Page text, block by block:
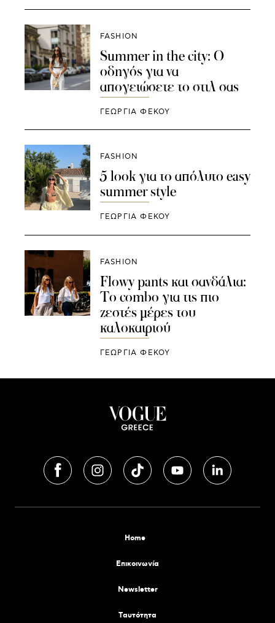
FASHION
Summer in the city: Ο
οδηγός για να
απογειώσετε το στιλ σας
ΓΕΩΡΓΙΑ ΦΕΚΟΥ
FASHION
5 look για το απόλυτο easy
summer style
ΓΕΩΡΓΙΑ ΦΕΚΟΥ
FASHION
Flowy pants και σανδάλια:
Το combo για τις πιο
ζεστές μέρες του
καλοκαιριού
ΓΕΩΡΓΙΑ ΦΕΚΟΥ
Home
Επικοινωνία
Newsletter
Tαυτότητα